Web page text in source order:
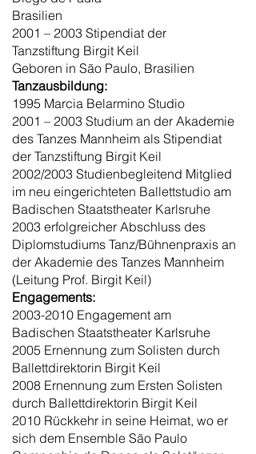
Brasilien
2001 – 2003 Stipendiat der
Tanzstiftung Birgit Keil
Geboren in São Paulo, Brasilien
Tanzausbildung:
1995 Marcia Belarmino Studio
2001 – 2003 Studium an der Akademie
des Tanzes Mannheim als Stipendiat
der Tanzstiftung Birgit Keil
2002/2003 Studienbegleitend Mitglied
im neu eingerichteten Ballettstudio am
Badischen Staatstheater Karlsruhe
2003 erfolgreicher Abschluss des
Diplomstudiums Tanz/Bühnenpraxis an
der Akademie des Tanzes Mannheim
(Leitung Prof. Birgit Keil)
Engagements:
2003-2010 Engagement am
Badischen Staatstheater Karlsruhe
2005 Ernennung zum Solisten durch
Ballettdirektorin Birgit Keil
2008 Ernennung zum Ersten Solisten
durch Ballettdirektorin Birgit Keil
2010 Rückkehr in seine Heimat, wo er
sich dem Ensemble São Paulo